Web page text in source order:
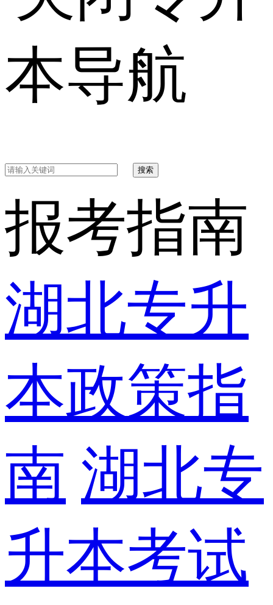
本导航
搜索
报考指南
湖北专升
本政策指
南 湖北专
升本考试